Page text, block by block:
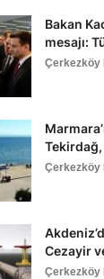
Bakan
mesajı:
Çerkezköy
Çerkezköy
Cezayir
Çerkezköy